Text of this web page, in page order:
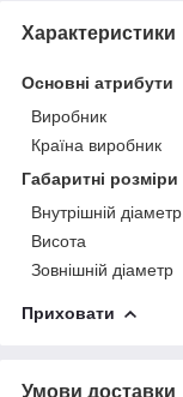
Характеристики
Основні атрибути
Виробник
Країна виробник
Габаритні розміри
Внутрішній діаметр
Висота
Зовнішній діаметр
Приховати
Умови доставки